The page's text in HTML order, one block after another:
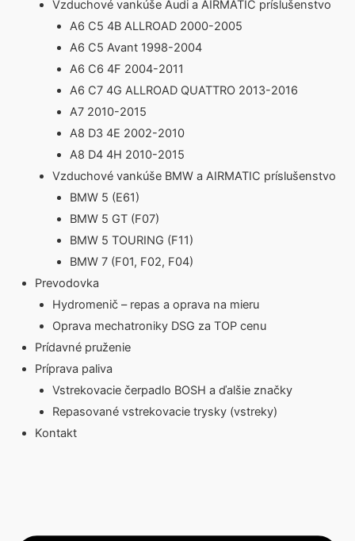
Vzduchové vankúše Audi a AIRMATIC príslušenstvo
A6 C5 4B ALLROAD 2000-2005
A6 C5 Avant 1998-2004
A6 C6 4F 2004-2011
A6 C7 4G ALLROAD QUATTRO 2013-2016
A7 2010-2015
A8 D3 4E 2002-2010
A8 D4 4H 2010-2015
Vzduchové vankúše BMW a AIRMATIC príslušenstvo
BMW 5 (E61)
BMW 5 GT (F07)
BMW 5 TOURING (F11)
BMW 7 (F01, F02, F04)
Prevodovka
Hydromenič – repas a oprava na mieru
Oprava mechatroniky DSG za TOP cenu
Prídavné pruženie
Príprava paliva
Vstrekovacie čerpadlo BOSH a ďalšie značky
Repasované vstrekovacie trysky (vstreky)
Kontakt